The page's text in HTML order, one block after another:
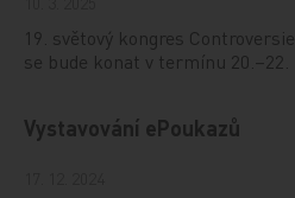
19. světový kongres
se bude konat v termínu 20.–22.
Vystavování ePoukazů